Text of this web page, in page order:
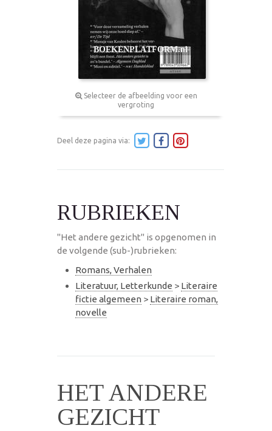
Selecteer de afbeelding voor een
vergroting
Deel deze pagina via:
RUBRIEKEN
"Het andere gezicht" is opgenomen in
de volgende (sub-)rubrieken:
Romans, Verhalen
Literatuur, Letterkunde > Literaire
fictie algemeen > Literaire roman,
novelle
HET ANDERE
GEZICHT